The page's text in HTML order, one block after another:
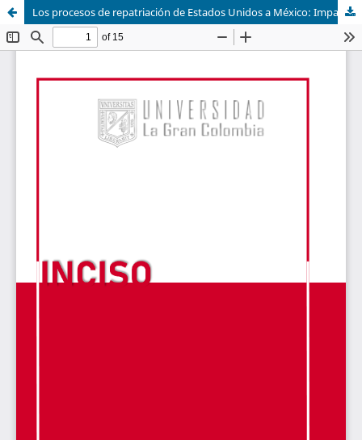
Los procesos de repatriación de Estados Unidos a México: Impacto económico y vulneración de los derechos humanos